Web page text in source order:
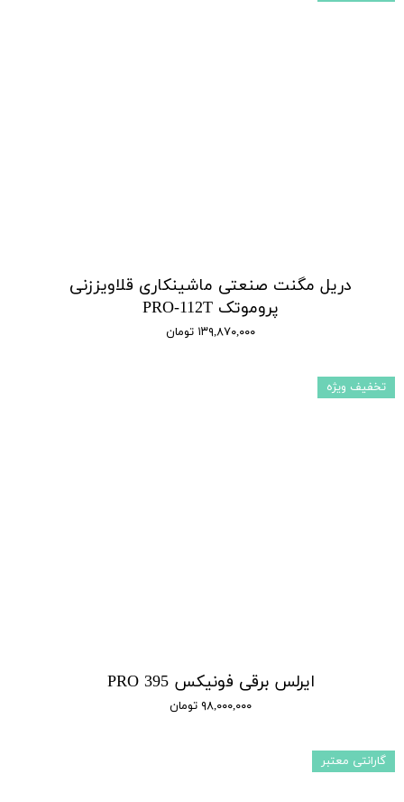
دریل مگنت صنعتی ماشینکاری قلاویززنی
پروموتک PRO-112T
۱۳۹,۸۷۰,۰۰۰ تومان
ایرلس برقی فونیکس 395 PRO
۹۸,۰۰۰,۰۰۰ تومان
تخفیف ویژه
گارانتی معتبر